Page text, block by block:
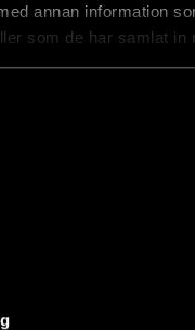
annan information
som de har samlat in